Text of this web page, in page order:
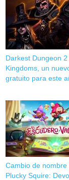
Darkest Dungeon
Kingdoms, un
gratuito para este
Cambio de
Plucky Squire: